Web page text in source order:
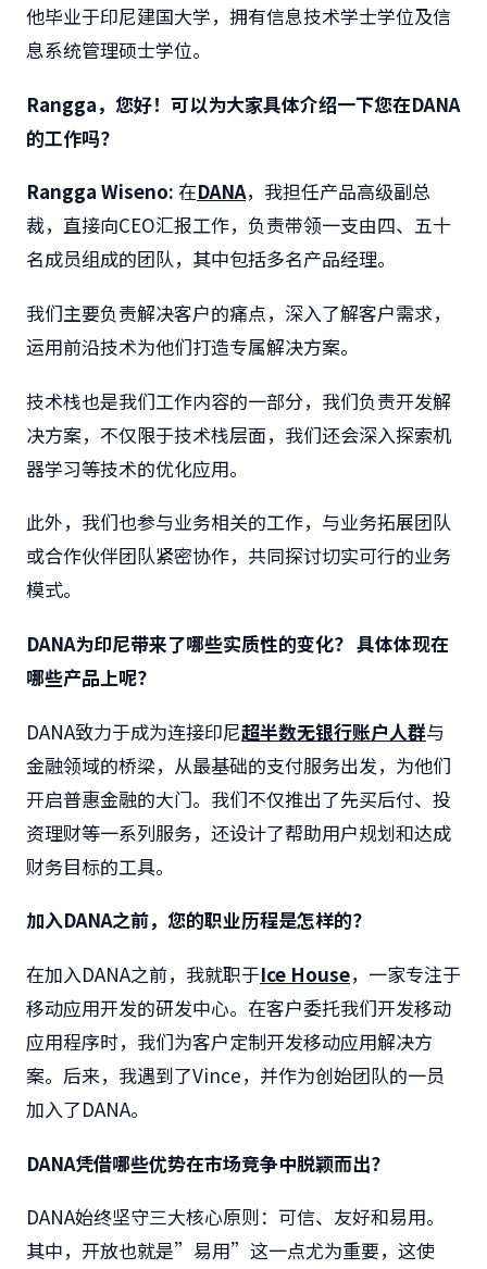
他毕业于印尼建国大学，拥有信息技术学士学位及信
息系统管理硕士学位。
Rangga，您好！可以为大家具体介绍一下您在DANA
的工作吗？
Rangga Wiseno: 在DANA，我担任产品高级副总
裁，直接向CEO汇报工作，负责带领一支由四、五十
名成员组成的团队，其中包括多名产品经理。
我们主要负责解决客户的痛点，深入了解客户需求，
运用前沿技术为他们打造专属解决方案。
技术栈也是我们工作内容的一部分，我们负责开发解
决方案，不仅限于技术栈层面，我们还会深入探索机
器学习等技术的优化应用。
此外，我们也参与业务相关的工作，与业务拓展团队
或合作伙伴团队紧密协作，共同探讨切实可行的业务
模式。
DANA为印尼带来了哪些实质性的变化？ 具体体现在
哪些产品上呢？
DANA致力于成为连接印尼超半数无银行账户人群与
金融领域的桥梁，从最基础的支付服务出发，为他们
开启普惠金融的大门。我们不仅推出了先买后付、投
资理财等一系列服务，还设计了帮助用户规划和达成
财务目标的工具。
加入DANA之前，您的职业历程是怎样的？
在加入DANA之前，我就职于Ice House，一家专注于
移动应用开发的研发中心。在客户委托我们开发移动
应用程序时，我们为客户定制开发移动应用解决方
案。后来，我遇到了Vince，并作为创始团队的一员
加入了DANA。
DANA凭借哪些优势在市场竞争中脱颖而出？
DANA始终坚守三大核心原则：可信、友好和易用。
其中，开放也就是”易用”这一点尤为重要，这使